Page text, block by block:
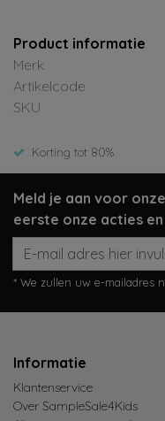
Product informatie
Merk
Artikelcode
SKU
Korting tot 80%
Meld je aan voor
eerste onze acties
* We zullen uw e-mailadres
Informatie
Klantenservice
Over SampleSale4Kids